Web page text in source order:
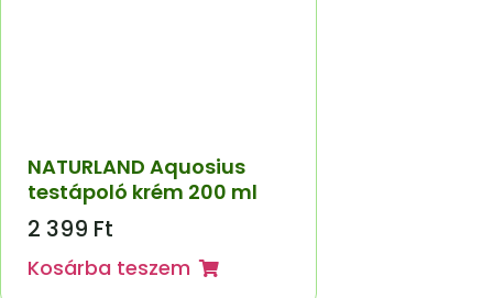
NATURLAND Aquosius
testápoló krém 200 ml
2 399 Ft
Kosárba teszem